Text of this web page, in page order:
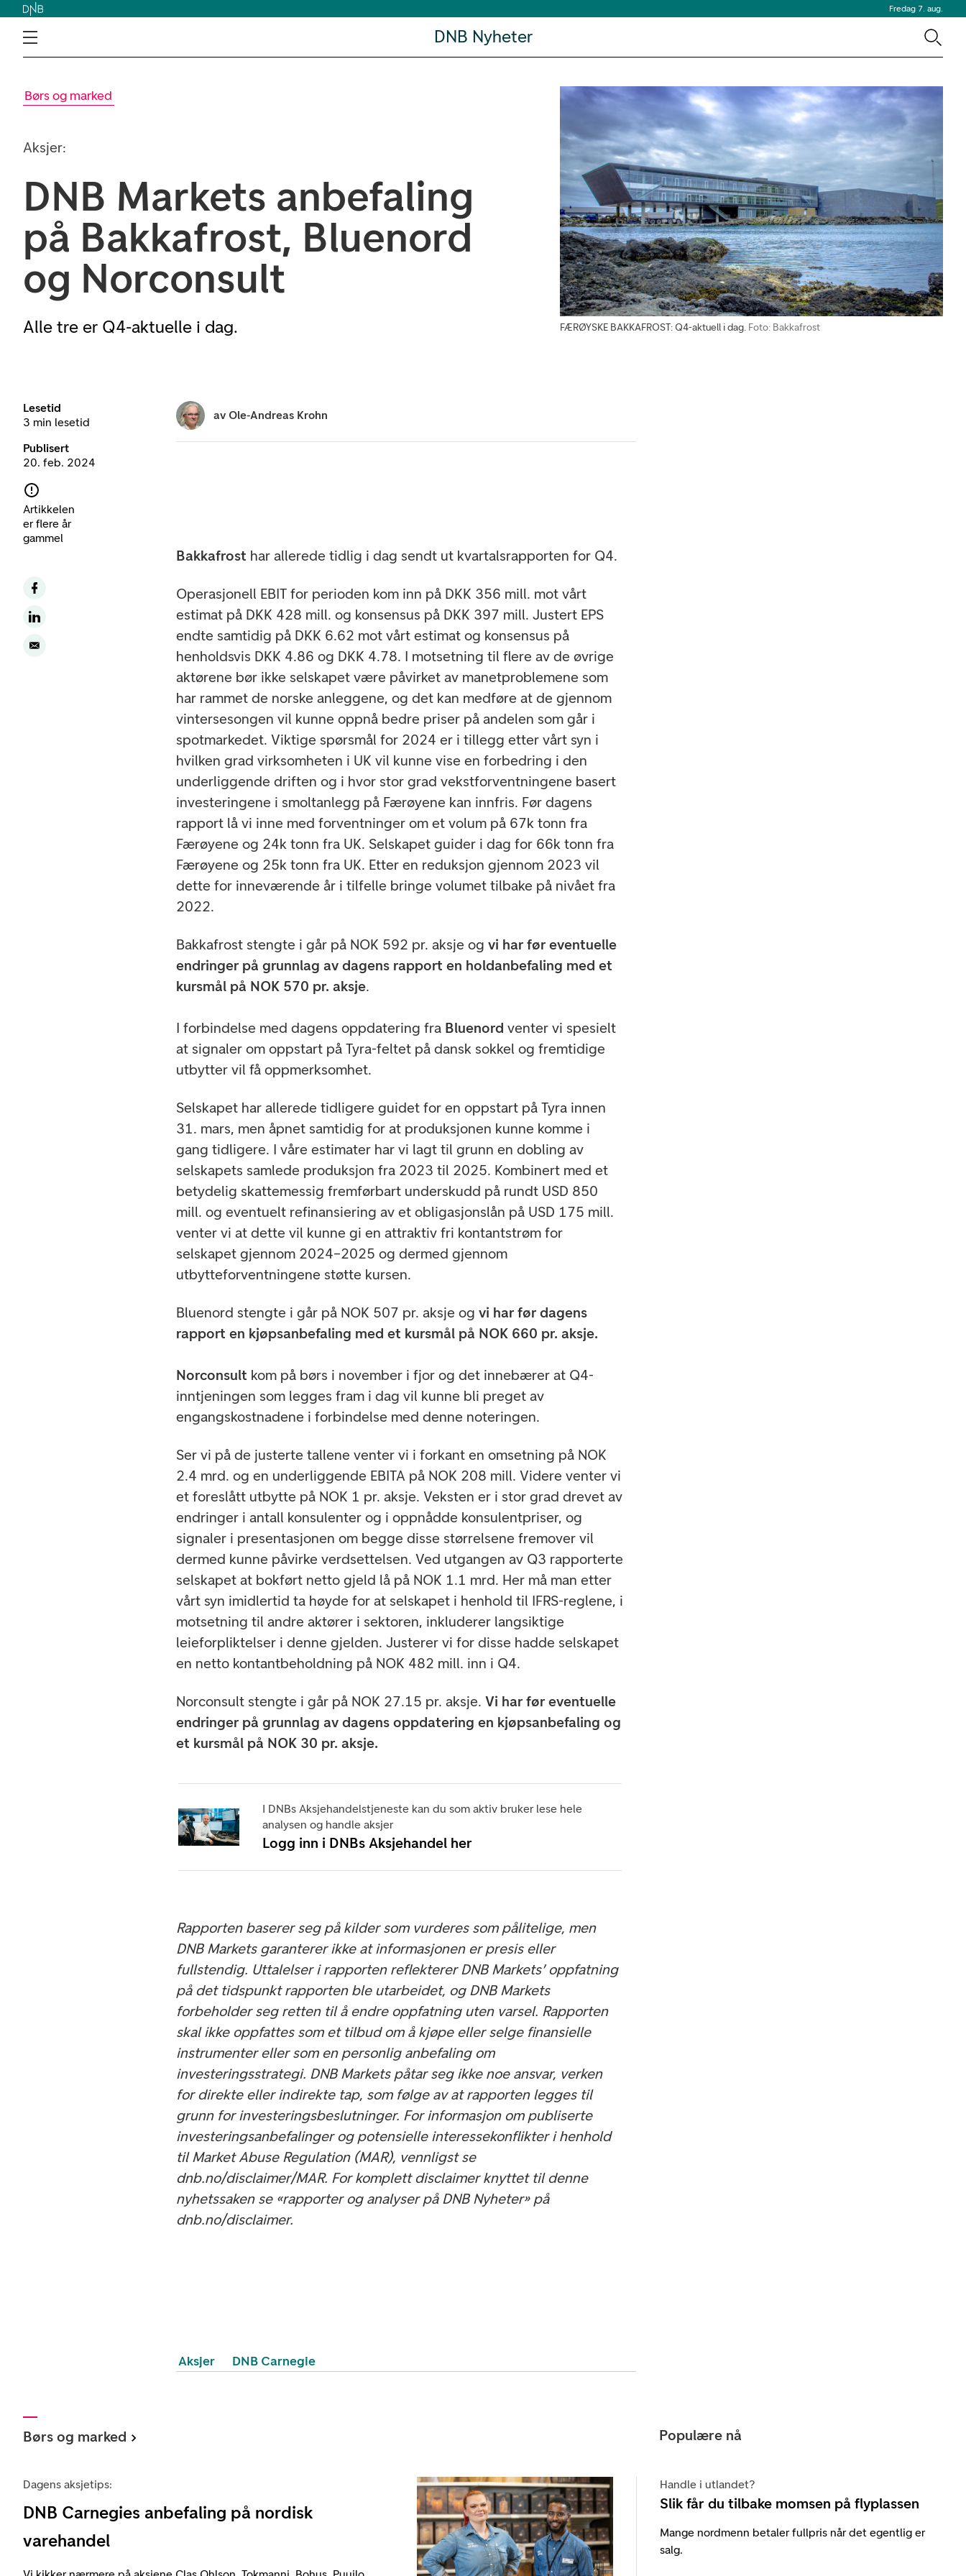
Fredag 7. aug.
DNB Nyheter
Børs og marked
Aksjer:
DNB Markets anbefaling
på Bakkafrost, Bluenord
og Norconsult
Alle tre er Q4-aktuelle i dag. FÆRØYSKE BAKKAFROST: Q4-aktuell i dag. Foto: Bakkafrost
Lesetid
3 min lesetid
Publisert
20. feb. 2024
Artikkelen
er flere år
gammel
av Ole-Andreas Krohn
Bakkafrost har allerede tidlig i dag sendt ut kvartalsrapporten for Q4.
Operasjonell EBIT for perioden kom inn på DKK 356 mill. mot vårt
estimat på DKK 428 mill. og konsensus på DKK 397 mill. Justert EPS
endte samtidig på DKK 6.62 mot vårt estimat og konsensus på
henholdsvis DKK 4.86 og DKK 4.78. I motsetning til flere av de øvrige
aktørene bør ikke selskapet være påvirket av manetproblemene som
har rammet de norske anleggene, og det kan medføre at de gjennom
vintersesongen vil kunne oppnå bedre priser på andelen som går i
spotmarkedet. Viktige spørsmål for 2024 er i tillegg etter vårt syn i
hvilken grad virksomheten i UK vil kunne vise en forbedring i den
underliggende driften og i hvor stor grad vekstforventningene basert
investeringene i smoltanlegg på Færøyene kan innfris. Før dagens
rapport lå vi inne med forventninger om et volum på 67k tonn fra
Færøyene og 24k tonn fra UK. Selskapet guider i dag for 66k tonn fra
Færøyene og 25k tonn fra UK. Etter en reduksjon gjennom 2023 vil
dette for inneværende år i tilfelle bringe volumet tilbake på nivået fra
2022.
Bakkafrost stengte i går på NOK 592 pr. aksje ogvi har før eventuelle
endringer på grunnlag av dagens rapport en holdanbefaling med et
kursmål på NOK 570 pr. aksje.
I forbindelse med dagens oppdatering fra Bluenord venter vi spesielt
at signaler om oppstart på Tyra-feltet på dansk sokkel og fremtidige
utbytter vil få oppmerksomhet.
Selskapet har allerede tidligere guidet for en oppstart på Tyra innen
31. mars, men åpnet samtidig for at produksjonen kunne komme i
gang tidligere. I våre estimater har vi lagt til grunn en dobling av
selskapets samlede produksjon fra 2023 til 2025. Kombinert med et
betydelig skattemessig fremførbart underskudd på rundt USD 850
mill. og eventuelt refinansiering av et obligasjonslån på USD 175 mill.
venter vi at dette vil kunne gi en attraktiv fri kontantstrøm for
selskapet gjennom 2024–2025 og dermed gjennom
utbytteforventningene støtte kursen.
Bluenord stengte i går på NOK 507 pr. aksje ogvi har før dagens
rapport en kjøpsanbefaling med et kursmål på NOK 660 pr. aksje.
Norconsult kom på børs i november i fjor og det innebærer at Q4-
inntjeningen som legges fram i dag vil kunne bli preget av
engangskostnadene i forbindelse med denne noteringen.
Ser vi på de justerte tallene venter vi i forkant en omsetning på NOK
2.4 mrd. og en underliggende EBITA på NOK 208 mill. Videre venter vi
et foreslått utbytte på NOK 1 pr. aksje. Veksten er i stor grad drevet av
endringer i antall konsulenter og i oppnådde konsulentpriser, og
signaler i presentasjonen om begge disse størrelsene fremover vil
dermed kunne påvirke verdsettelsen. Ved utgangen av Q3 rapporterte
selskapet at bokført netto gjeld lå på NOK 1.1 mrd. Her må man etter
vårt syn imidlertid ta høyde for at selskapet i henhold til IFRS-reglene, i
motsetning til andre aktører i sektoren, inkluderer langsiktige
leieforpliktelser i denne gjelden. Justerer vi for disse hadde selskapet
en netto kontantbeholdning på NOK 482 mill. inn i Q4.
Norconsult stengte i går på NOK 27.15 pr. aksje.Vi har før eventuelle
endringer på grunnlag av dagens oppdatering en kjøpsanbefaling og
et kursmål på NOK 30 pr. aksje.
I DNBs Aksjehandelstjeneste kan du som aktiv bruker lese hele
analysen og handle aksjer
Logg inn i DNBs Aksjehandel her
Rapporten baserer seg på kilder som vurderes som pålitelige, men
DNB Markets garanterer ikke at informasjonen er presis eller
fullstendig. Uttalelser i rapporten reflekterer DNB Markets’ oppfatning
på det tidspunkt rapporten ble utarbeidet, og DNB Markets
forbeholder seg retten til å endre oppfatning uten varsel. Rapporten
skal ikke oppfattes som et tilbud om å kjøpe eller selge finansielle
instrumenter eller som en personlig anbefaling om
investeringsstrategi. DNB Markets påtar seg ikke noe ansvar, verken
for direkte eller indirekte tap, som følge av at rapporten legges til
grunn for investeringsbeslutninger. For informasjon om publiserte
investeringsanbefalinger og potensielle interessekonflikter i henhold
til Market Abuse Regulation (MAR), vennligst se
dnb.no/disclaimer/MAR. For komplett disclaimer knyttet til denne
nyhetssaken se «rapporter og analyser på DNB Nyheter» på
dnb.no/disclaimer.
Aksjer DNB Carnegie
Børs og marked
Dagens aksjetips:
DNB Carnegies anbefaling på nordisk
varehandel
Populære nå
Handle i utlandet?
Slik får du tilbake momsen på flyplassen
Mange nordmenn betaler fullpris når det egentlig er
salg.